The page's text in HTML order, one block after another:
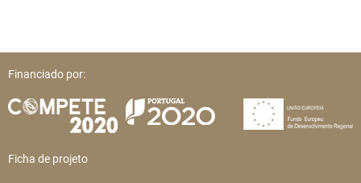
Financiado por:
Ficha de projeto